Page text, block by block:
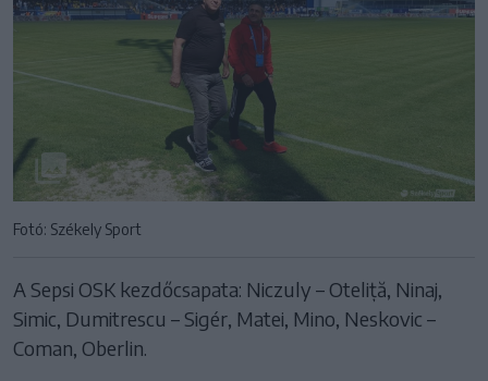
Fotó: Székely Sport
A Sepsi OSK kezdőcsapata: Niczuly – Oteliță, Ninaj,
Simic, Dumitrescu – Sigér, Matei, Mino, Neskovic –
Coman, Oberlin.